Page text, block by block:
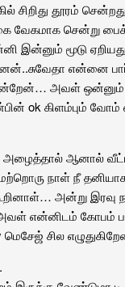
சிறிது தூரம்
வேகமாக சென்று
இன்னும் மூடு
என்னை
அவள் ஒன்னும்
ok கிளம்பும்
ஆனால்
நாள் நீ
அன்று
என்னிடம் கோபம்
சில